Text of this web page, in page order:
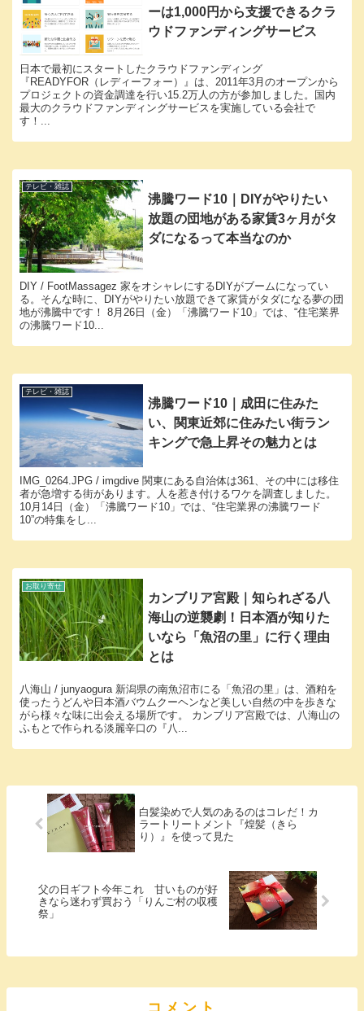
ーは1,000円から支援できるクラ
ウドファンディングサービス
日本で最初にスタートしたクラウドファンディング
『READYFOR（レディーフォー）』は、2011年3月のオープンから
プロジェクトの資金調達を行い15.2万人の方が参加しました。国内
最大のクラウドファンディングサービスを実施している会社で
す！...
テレビ・雑誌
沸騰ワード10｜DIYがやりたい
放題の団地がある家賃3ヶ月がタ
ダになるって本当なのか
DIY / FootMassagez 家をオシャレにするDIYがブームになってい
る。そんな時に、DIYがやりたい放題できて家賃がタダになる夢の団
地が沸騰中です！ 8月26日（金）「沸騰ワード10」では、“住宅業界
の沸騰ワード10...
テレビ・雑誌
沸騰ワード10｜成田に住みた
い、関東近郊に住みたい街ラン
キングで急上昇その魅力とは
IMG_0264.JPG / imgdive 関東にある自治体は361、その中には移住
者が急増する街があります。人を惹き付けるワケを調査しました。
10月14日（金）「沸騰ワード10」では、“住宅業界の沸騰ワード
10”の特集をし...
お取り寄せ
カンブリア宮殿｜知られざる八
海山の逆襲劇！日本酒が知りた
いなら「魚沼の里」に行く理由
とは
八海山 / junyaogura 新潟県の南魚沼市にる「魚沼の里」は、酒粕を
使ったうどんや日本酒バウムクーヘンなど美しい自然の中を歩きな
がら様々な味に出会える場所です。 カンブリア宮殿では、八海山の
ふもとで作られる淡麗辛口の『八...
白髪染めで人気のあるのはコレだ！カ
ラートリートメント『煌髪（きら
り）』を使って見た
父の日ギフト今年これ 甘いものが好
きなら迷わず買おう「りんご村の収穫
祭」
コメント